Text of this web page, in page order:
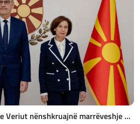
Veriut nënshkruajnë marrëveshje ...